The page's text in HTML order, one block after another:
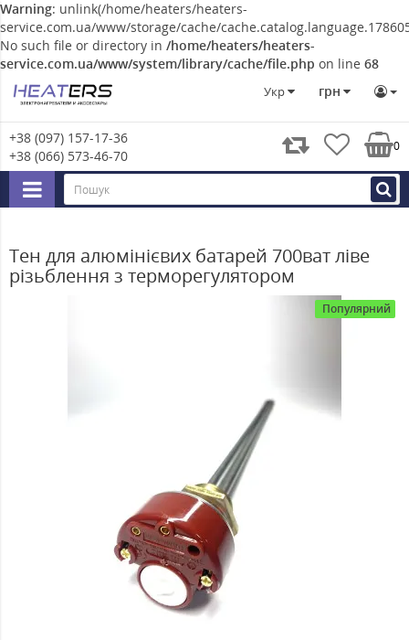
Warning: unlink(/home/heaters/heaters-
service.com.ua/www/storage/cache/
No such file or directory in /home/heaters/heaters-
service.com.ua/www/system/library/cache/file.php on line 68
грн
Укр
+38 (097) 157-17-36
+38 (066) 573-46-70
0
Тени Тени в радіатори та сушки для рушників ТЕН
Тен для алюмінієвих батарей 700ват ліве
різьблення з терморегулятором
Популярний